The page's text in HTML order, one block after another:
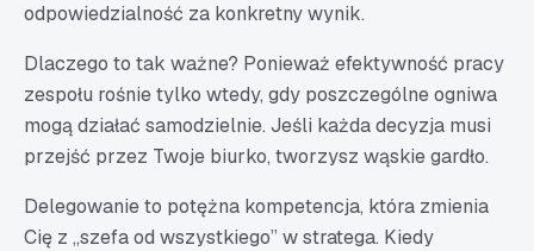
odpowiedzialność za konkretny wynik.
Dlaczego to tak ważne? Ponieważ efektywność pracy
zespołu rośnie tylko wtedy, gdy poszczególne ogniwa
mogą działać samodzielnie. Jeśli każda decyzja musi
przejść przez Twoje biurko, tworzysz wąskie gardło.
Delegowanie to potężna kompetencja, która zmienia
Cię z „szefa od wszystkiego” w stratega. Kiedy